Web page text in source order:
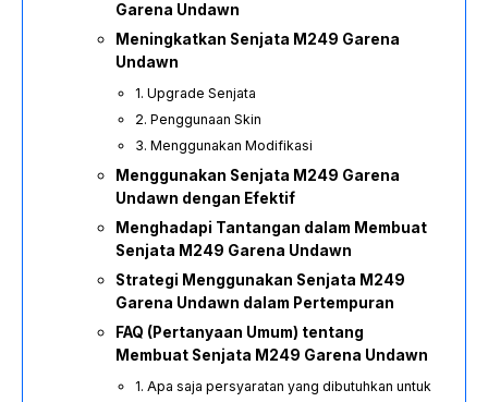
Garena Undawn
Meningkatkan Senjata M249 Garena
Undawn
1. Upgrade Senjata
2. Penggunaan Skin
3. Menggunakan Modifikasi
Menggunakan Senjata M249 Garena
Undawn dengan Efektif
Menghadapi Tantangan dalam Membuat
Senjata M249 Garena Undawn
Strategi Menggunakan Senjata M249
Garena Undawn dalam Pertempuran
FAQ (Pertanyaan Umum) tentang
Membuat Senjata M249 Garena Undawn
1. Apa saja persyaratan yang dibutuhkan untuk